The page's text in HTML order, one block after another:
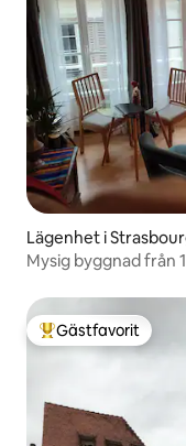
Lägenhet i
Mysig byggnad från
Populär gästfavorit
Gästfavorit